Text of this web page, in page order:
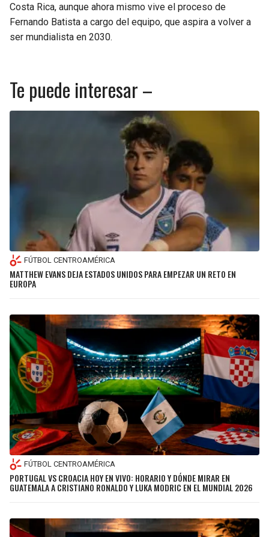
Costa Rica, aunque ahora mismo vive el proceso de
Fernando Batista a cargo del equipo, que aspira a volver a
ser mundialista en 2030.
Te puede interesar –
FÚTBOL CENTROAMÉRICA
MATTHEW EVANS DEJA ESTADOS UNIDOS PARA EMPEZAR UN RETO EN
EUROPA
FÚTBOL CENTROAMÉRICA
PORTUGAL VS CROACIA HOY EN VIVO: HORARIO Y DÓNDE MIRAR EN
GUATEMALA A CRISTIANO RONALDO Y LUKA MODRIC EN EL MUNDIAL 2026